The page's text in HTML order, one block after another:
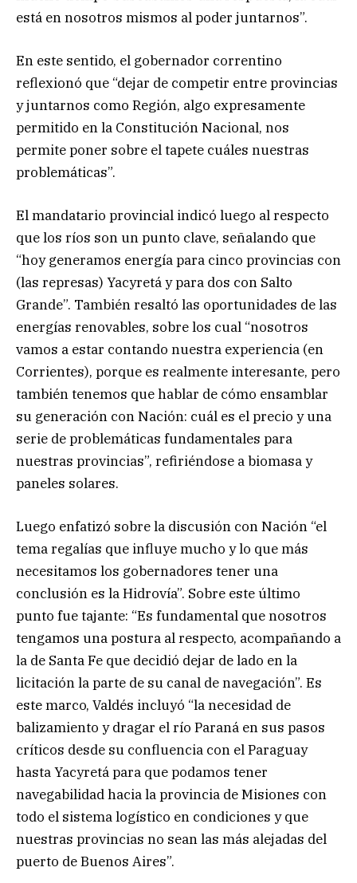
está en nosotros mismos al poder juntarnos”.
En este sentido, el gobernador correntino
reflexionó que “dejar de competir entre provincias
y juntarnos como Región, algo expresamente
permitido en la Constitución Nacional, nos
permite poner sobre el tapete cuáles nuestras
problemáticas”.
El mandatario provincial indicó luego al respecto
que los ríos son un punto clave, señalando que
“hoy generamos energía para cinco provincias con
(las represas) Yacyretá y para dos con Salto
Grande”. También resaltó las oportunidades de las
energías renovables, sobre los cual “nosotros
vamos a estar contando nuestra experiencia (en
Corrientes), porque es realmente interesante, pero
también tenemos que hablar de cómo ensamblar
su generación con Nación: cuál es el precio y una
serie de problemáticas fundamentales para
nuestras provincias”, refiriéndose a biomasa y
paneles solares.
Luego enfatizó sobre la discusión con Nación “el
tema regalías que influye mucho y lo que más
necesitamos los gobernadores tener una
conclusión es la Hidrovía”. Sobre este último
punto fue tajante: “Es fundamental que nosotros
tengamos una postura al respecto, acompañando a
la de Santa Fe que decidió dejar de lado en la
licitación la parte de su canal de navegación”. Es
este marco, Valdés incluyó “la necesidad de
balizamiento y dragar el río Paraná en sus pasos
críticos desde su confluencia con el Paraguay
hasta Yacyretá para que podamos tener
navegabilidad hacia la provincia de Misiones con
todo el sistema logístico en condiciones y que
nuestras provincias no sean las más alejadas del
puerto de Buenos Aires”.